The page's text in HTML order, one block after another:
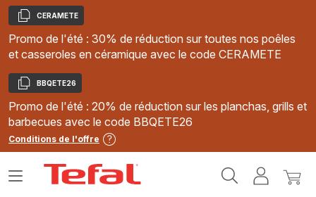
Copier
CERAMETE
Promo de l'été : 30% de réduction sur toutes nos poêles
et casseroles en céramique avec le code CERAMETE
Copier
BBQETE26
Promo de l'été : 20% de réduction sur les planchas, grills et
barbecues avec le code BBQETE26
Conditions de l'offre
MonMon
Ouvrir